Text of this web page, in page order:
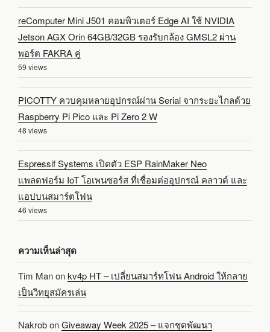
reComputer Mini J501 คอมพิวเตอร์ Edge AI ใช้ NVIDIA
Jetson AGX Orin 64GB/32GB รองรับกล้อง GMSL2 ผ่าน
พอร์ต FAKRA คู่
59 views
PICOTTY ควบคุมหลายอุปกรณ์ผ่าน Serial จากระยะไกลด้วย
Raspberry Pi Pico และ Pi Zero 2 W
48 views
Espressif Systems เปิดตัว ESP RainMaker Neo
แพลตฟอร์ม IoT โอเพนซอร์ส ที่เชื่อมต่ออุปกรณ์ คลาวด์ และ
แอปบนสมาร์ตโฟน
46 views
ความเห็นล่าสุด
Tim Manonkv4p HT – เปลี่ยนสมาร์ทโฟน Android ให้กลาย
เป็นวิทยุสมัครเล่น
NakrobonGiveaway Week 2025 – แจกชุดพัฒนา